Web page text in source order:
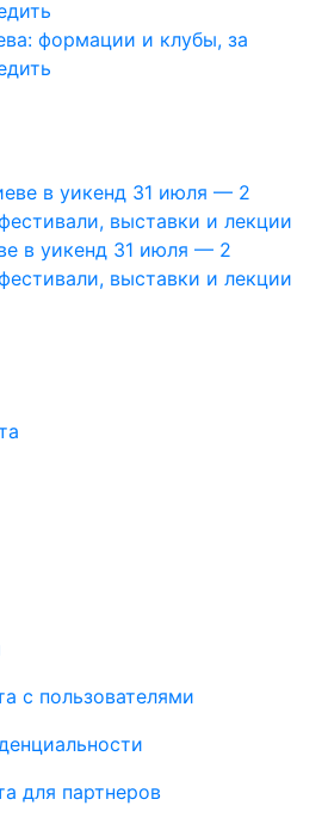
формации и клубы, за
в уикенд 31 июля — 2
выставки и лекции
с пользователями
для партнеров